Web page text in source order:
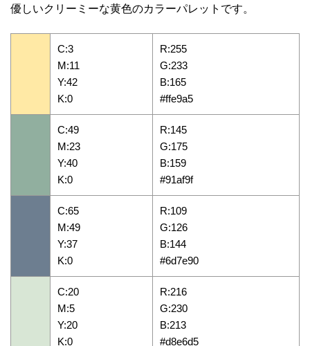
優しいクリーミーな黄色のカラーパレットです。
C:3
M:11
Y:42
K:0
R:255
G:233
B:165
#ffe9a5
C:49
M:23
Y:40
K:0
R:145
G:175
B:159
#91af9f
C:65
M:49
Y:37
K:0
R:109
G:126
B:144
#6d7e90
C:20
M:5
Y:20
K:0
R:216
G:230
B:213
#d8e6d5